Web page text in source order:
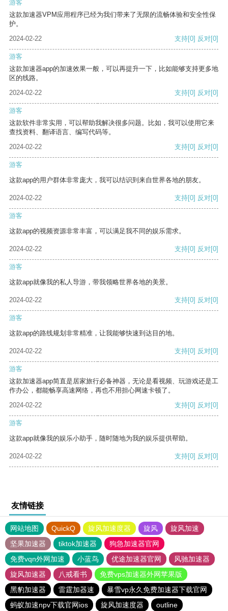
游客
这款加速器VPM应用程序已经为我们带来了无限的流畅体验和安全性保
护。
2024-02-22
支持[0] 反对[0]
游客
这款加速器app的加速效果一般，可以再提升一下，比如能够支持更多地
区的线路。
2024-02-22
支持[0] 反对[0]
游客
这款软件非常实用，可以帮助我解决很多问题。比如，我可以使用它来
查找资料、翻译语言、编写代码等。
2024-02-22
支持[0] 反对[0]
游客
这款app的用户群体非常庞大，我可以结识到来自世界各地的朋友。
2024-02-22 支持[0] 反对[0]
游客
这款app的视频资源非常丰富，可以满足我不同的娱乐需求。
2024-02-22 支持[0] 反对[0]
游客
这款app就像我的私人导游，带我领略世界各地的美景。
2024-02-22 支持[0] 反对[0]
游客
这款app的路线规划非常精准，让我能够快速到达目的地。
2024-02-22 支持[0] 反对[0]
游客
这款加速器app简直是居家旅行必备神器，无论是看视频、玩游戏还是工
作办公，都能畅享高速网络，再也不用担心网速卡顿了。
2024-02-22
支持[0] 反对[0]
游客
这款app就像我的娱乐小助手，随时随地为我的娱乐提供帮助。
2024-02-22 支持[0] 反对[0]
友情链接
网站地图 QuickQ 旋风加速度器 旋风
旋风加速
坚果加速器
tiktok加速器
狗急加速器官网
免费vqn外网加速
小蓝鸟 优途加速器官网
风驰加速器
旋风加速器
八戒看书
免费vps加速器外网苹果版
黑豹加速器
雷霆加器速
暴雪vp永久免费加速器下载官网
蚂蚁加速npv下载官网ios
旋风加速度器 outline